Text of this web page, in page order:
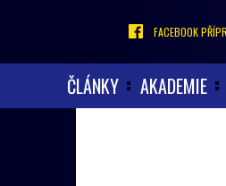
FACEBOOK
ČLÁNKY AKADEMIE